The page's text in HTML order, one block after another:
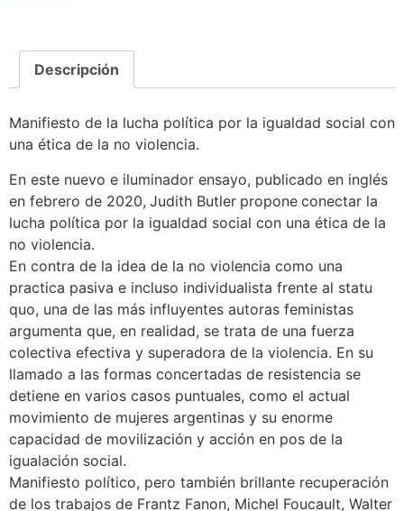
Descripción
Manifiesto de la lucha política por la igualdad social con
una ética de la no violencia.
En este nuevo e iluminador ensayo, publicado en inglés
en febrero de 2020, Judith Butler propone conectar la
lucha política por la igualdad social con una ética de la
no violencia.
En contra de la idea de la no violencia como una
practica pasiva e incluso individualista frente al statu
quo, una de las más influyentes autoras feministas
argumenta que, en realidad, se trata de una fuerza
colectiva efectiva y superadora de la violencia. En su
llamado a las formas concertadas de resistencia se
detiene en varios casos puntuales, como el actual
movimiento de mujeres argentinas y su enorme
capacidad de movilización y acción en pos de la
igualación social.
Manifiesto político, pero también brillante recuperación
de los trabajos de Frantz Fanon, Michel Foucault, Walter